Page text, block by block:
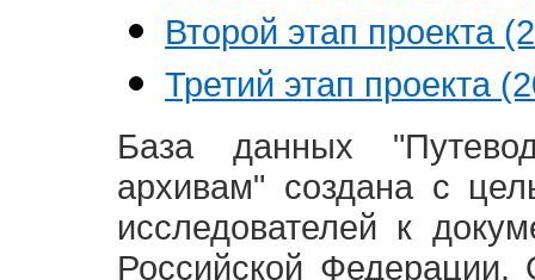
Второй этап проекта
Третий этап проекта
База данных
архивам" создана с
исследователей к
Российской